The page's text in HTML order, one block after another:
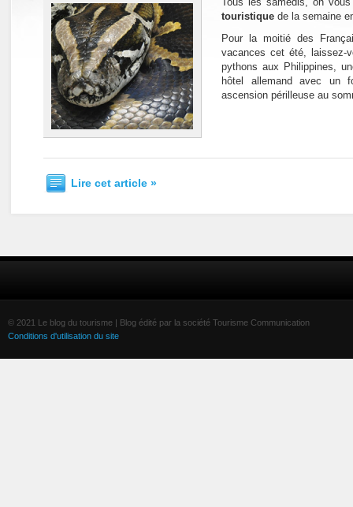
touristique de la semaine
Pour la moitié des
vacances cet été, laissez-
pythons aux Philippines,
hôtel allemand avec un
ascension périlleuse au
Lire cet article »
© 2021 Le blog du tourisme | Blog édité par la société Tourisme Communication
Conditions d'utilisation du site